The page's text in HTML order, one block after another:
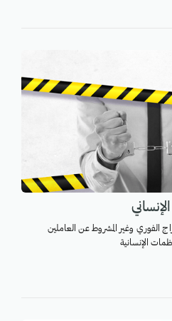
الفوري وغير المشروط عن العاملين
الإنسانية